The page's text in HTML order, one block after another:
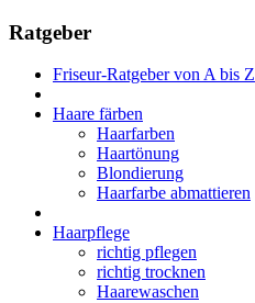
Ratgeber
Friseur-Ratgeber von A bis Z
Haare färben
Haarfarben
Haartönung
Blondierung
Haarfarbe abmattieren
Haarpflege
richtig pflegen
richtig trocknen
Haarewaschen